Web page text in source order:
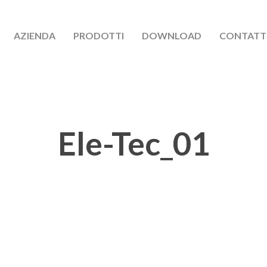
AZIENDA PRODOTTI DOWNLOAD
Ele-Tec_01